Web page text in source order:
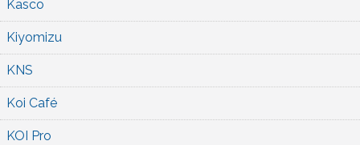
Kasco
Kiyomizu
KNS
Koi Café
KOI Pro